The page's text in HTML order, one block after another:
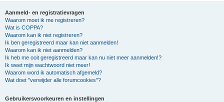
Aanmeld- en registratievragen
Waarom moet ik me registreren?
Wat is COPPA?
Waarom kan ik niet registreren?
Ik ben geregistreerd maar kan niet aanmelden!
Waarom kan ik niet aanmelden?
Ik heb me ooit geregistreerd maar kan nu niet meer aanmelden!?
Ik weet mijn wachtwoord niet meer!
Waarom word ik automatisch afgemeld?
Wat doet "verwijder alle forumcookies"?
Gebruikersvoorkeuren en instellingen